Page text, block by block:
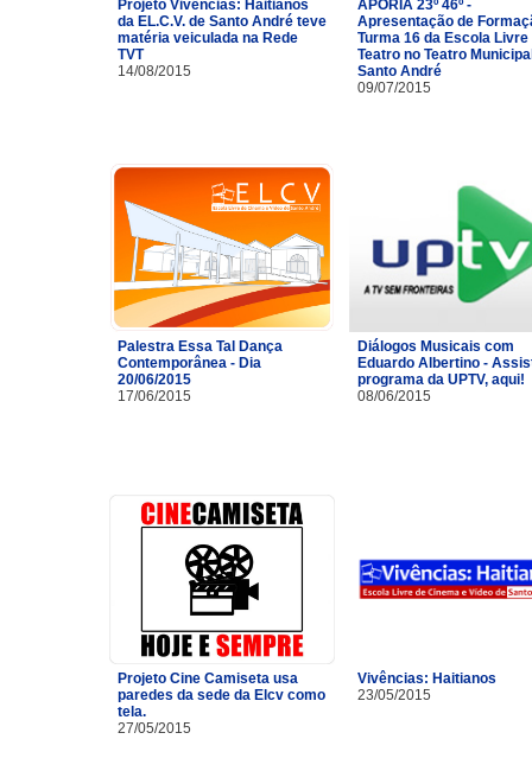
Projeto Vivências: Haitianos
da EL.C.V. de Santo André teve
matéria veiculada na Rede
TVT
14/08/2015
APORIA 23º 46º -
Apresentação de
Turma 16 da Escola Livre
Teatro no Teatro
Santo André
09/07/2015
Palestra Essa Tal Dança
Contemporânea - Dia
20/06/2015
17/06/2015
Diálogos Musicais com
Eduardo Albertino -
programa da UPTV, aqui!
08/06/2015
Projeto Cine Camiseta usa
paredes da sede da Elcv como
tela.
27/05/2015
Vivências: Haitianos
23/05/2015